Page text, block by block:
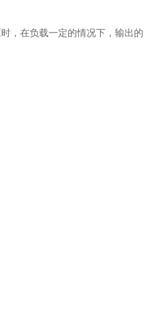
，在负载一定的情况下，输出的